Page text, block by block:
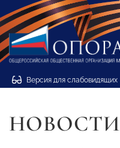
Версия для слабовидящих
НОВОСТИ